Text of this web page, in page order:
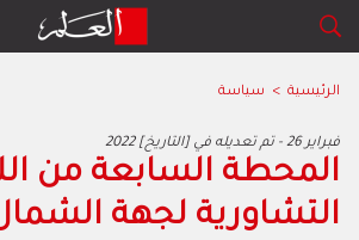
الرئيسية > سياسة
2022 فبراير 26 - تم تعديله في [التاريخ]
المحطة السابعة من
التشاورية لجهة